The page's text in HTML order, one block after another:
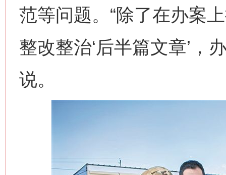
范等问题。“除了在办案
整改整治‘后半篇文章’，
说。